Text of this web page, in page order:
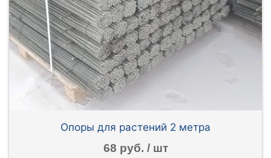
Опоры для растений 2 метра
68 руб. / шт